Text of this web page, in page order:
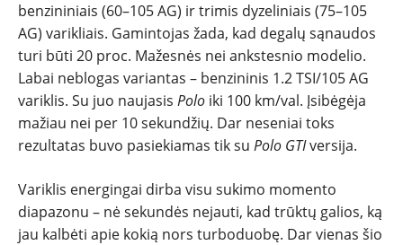
benzininiais (60–105 AG) ir trimis dyzeliniais (75–105
AG) varikliais. Gamintojas žada, kad degalų sąnaudos
turi būti 20 proc. Mažesnės nei ankstesnio modelio.
Labai neblogas variantas – benzininis 1.2 TSI/105 AG
variklis. Su juo naujasis Polo iki 100 km/val. Įsibėgėja
mažiau nei per 10 sekundžių. Dar neseniai toks
rezultatas buvo pasiekiamas tik su Polo GTIversija.
Variklis energingai dirba visu sukimo momento
diapazonu – nė sekundės nejauti, kad trūktų galios, ką
jau kalbėti apie kokią nors turboduobę. Dar vienas šio